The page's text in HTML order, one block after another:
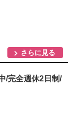
さらに見る
/完全週休2日制/